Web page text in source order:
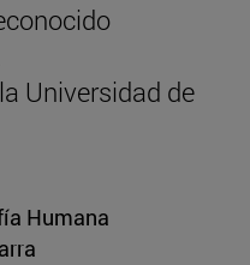
Universidad de
Humana